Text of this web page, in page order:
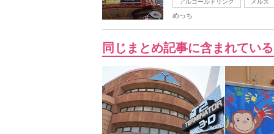
アルコールドリンク メルズ
めっち
同じまとめ記事に含まれてい